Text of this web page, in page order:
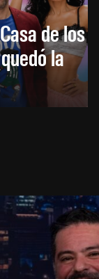
de los
la